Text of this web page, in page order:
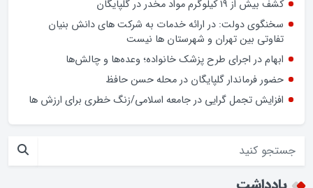
نوروز در بازار گلپایگان/ فیلم
اسراف در مصرف سوخت در ایران؛ لزوم بازنگری در فرهنگ مصرف
انرژی
کشف بیش از ۱۹ کیلوگرم مواد مخدر در گلپایگان
سخنگوی دولت: در ارائه خدمات به شرکت های دانش بنیان
تفاوتی بین تهران و شهرستان ها نیست
افزایش تجمل گرایی در جامعه اسلامی/زنگ خطری برای ارزش ها